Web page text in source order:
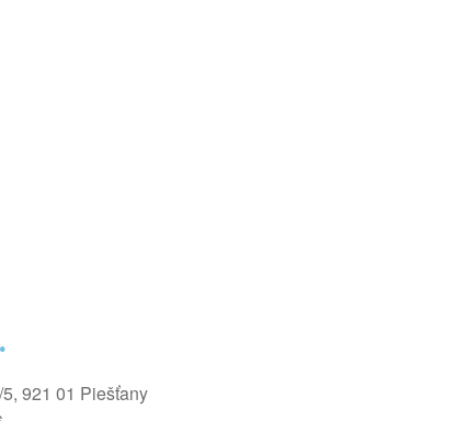
921 01 Piešťany